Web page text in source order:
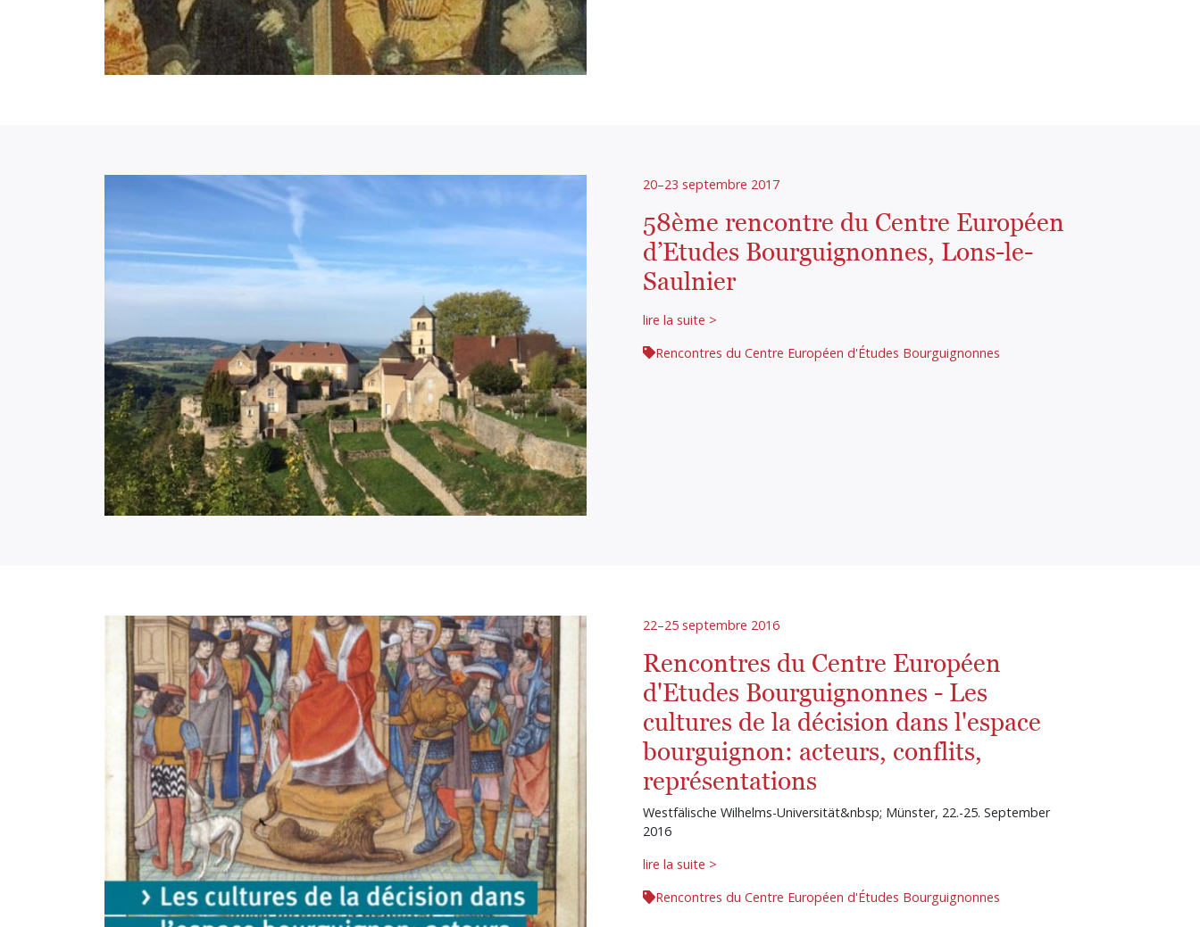
20–23 septembre 2017
58ème rencontre du Centre Européen
d’Etudes Bourguignonnes, Lons-le-
Saulnier
lire la suite >
Rencontres du Centre Européen d'Études Bourguignonnes
22–25 septembre 2016
Rencontres du Centre Européen
d'Etudes Bourguignonnes - Les
cultures de la décision dans l'espace
bourguignon: acteurs, conflits,
représentations
Westfälische Wilhelms-Universität&nbsp; Münster, 22.-25. September
2016
lire la suite >
Rencontres du Centre Européen d'Études Bourguignonnes